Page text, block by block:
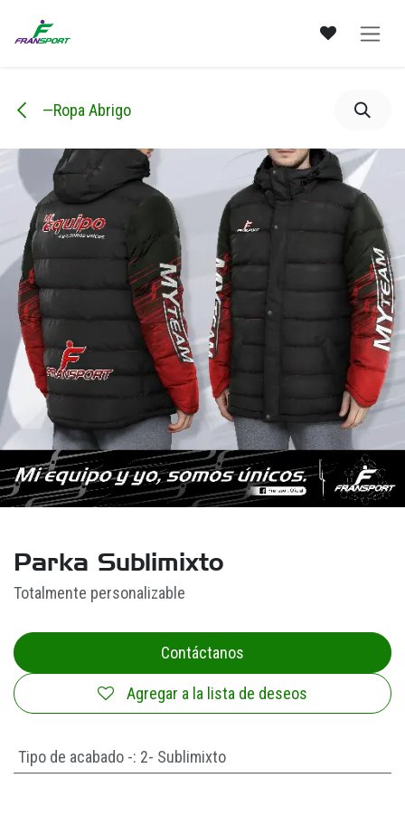
—Ropa Abrigo
Parka Sublimixto
Totalmente personalizable
Contáctanos
Agregar a la lista de deseos
Tipo de acabado -: 2- Sublimixto